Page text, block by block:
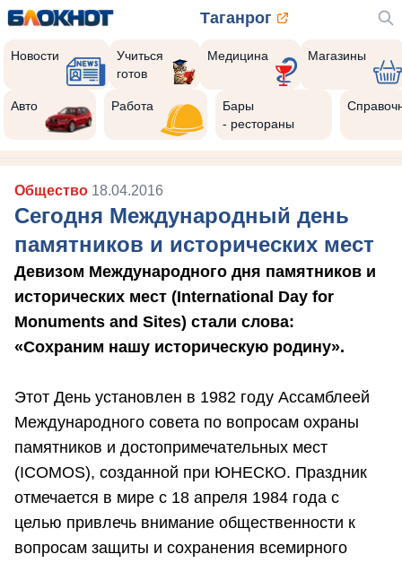
Таганрог
Новости
Учиться
готов
Медицина Магазины
Авто Работа
Бары
- рестораны
Общество 18.04.2016
Сегодня Международный день
памятников и исторических мест
Девизом Международного дня памятников и
исторических мест (International Day for
Monuments and Sites) стали слова:
«Сохраним нашу историческую родину».
Этот День установлен в 1982 году Ассамблеей
Международного совета по вопросам охраны
памятников и достопримечательных мест
(ICOMOS), созданной при ЮНЕСКО. Праздник
отмечается в мире с 18 апреля 1984 года с
целью привлечь внимание общественности к
вопросам защиты и сохранения всемирного